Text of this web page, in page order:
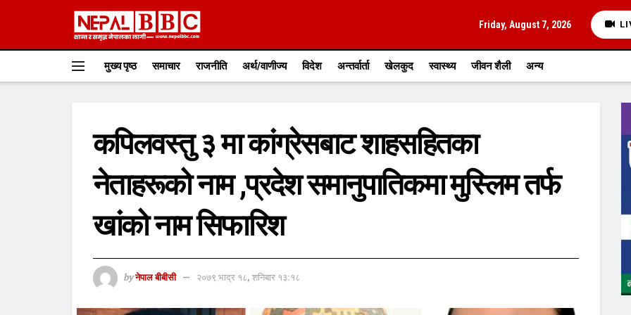
Friday, August 7, 2026
मुख्य पृष्ठ समाचार राजनीति अर्थ/वाणीज्य विदेश अन्तर्वार्ता खेलकुद स्वास्थ्य जीवन शैली अन्य
कपिलवस्तु ३ मा कांग्रेसबाट शाहसहितका
नेताहरूको नाम ,प्रदेश समानुपातिकमा मुस्लिम तर्फ
खांको नाम सिफारिश
by नेपाल बीबीसी २०७९ भाद्र १८, शनिबार १३:१८